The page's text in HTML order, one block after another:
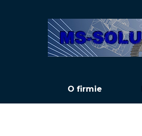
O firmie